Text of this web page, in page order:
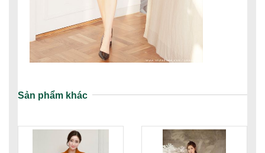
Sản phẩm khác